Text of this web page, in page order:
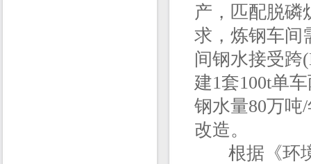
产，匹配脱磷
求，炼钢车间
间钢水接受跨
建1套100t单
钢水量80万吨
改造。
根据《环境